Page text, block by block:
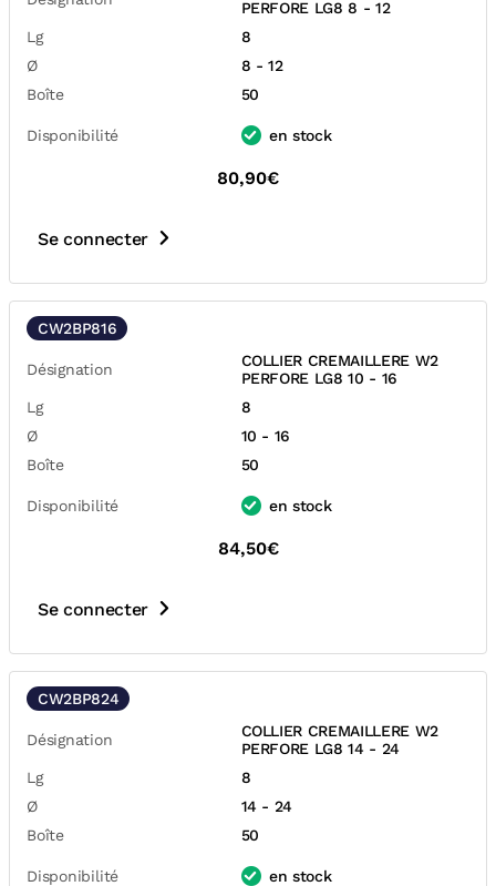
PERFORE LG8 8 - 12
Lg
8
Ø
8 - 12
Boîte
50
Disponibilité en stock
80,90€
Se connecter
CW2BP816
Désignation
COLLIER CREMAILLERE W2
PERFORE LG8 10 - 16
Lg
8
Ø
10 - 16
Boîte
50
Disponibilité en stock
84,50€
Se connecter
CW2BP824
Désignation
COLLIER CREMAILLERE W2
PERFORE LG8 14 - 24
Lg
8
Ø
14 - 24
Boîte
50
Disponibilité en stock